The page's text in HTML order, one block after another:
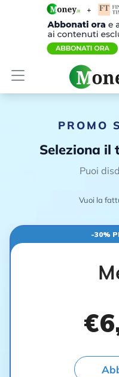
PROMO
Seleziona il
Puoi
Vuoi la
-30%